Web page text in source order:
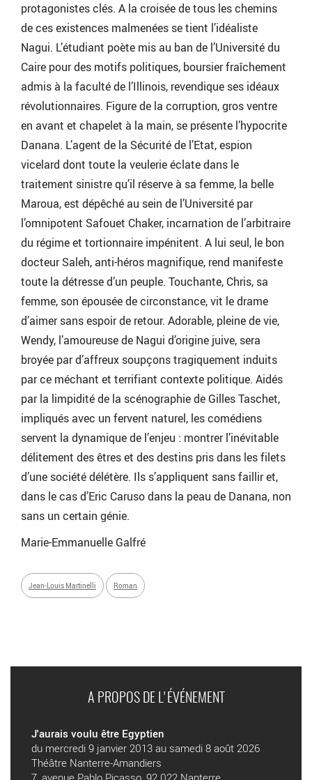
protagonistes clés. A la croisée de tous les chemins
de ces existences malmenées se tient l’idéaliste
Nagui. L’étudiant poète mis au ban de l’Université du
Caire pour des motifs politiques, boursier fraîchement
admis à la faculté de l’Illinois, revendique ses idéaux
révolutionnaires. Figure de la corruption, gros ventre
en avant et chapelet à la main, se présente l’hypocrite
Danana. L’agent de la Sécurité de l’Etat, espion
vicelard dont toute la veulerie éclate dans le
traitement sinistre qu’il réserve à sa femme, la belle
Maroua, est dépêché au sein de l’Université par
l’omnipotent Safouet Chaker, incarnation de l’arbitraire
du régime et tortionnaire impénitent. A lui seul, le bon
docteur Saleh, anti-héros magnifique, rend manifeste
toute la détresse d’un peuple. Touchante, Chris, sa
femme, son épousée de circonstance, vit le drame
d’aimer sans espoir de retour. Adorable, pleine de vie,
Wendy, l’amoureuse de Nagui d’origine juive, sera
broyée par d’affreux soupçons tragiquement induits
par ce méchant et terrifiant contexte politique. Aidés
par la limpidité de la scénographie de Gilles Taschet,
impliqués avec un fervent naturel, les comédiens
servent la dynamique de l’enjeu : montrer l’inévitable
délitement des êtres et des destins pris dans les filets
d’une société délétère. Ils s’appliquent sans faillir et,
dans le cas d’Eric Caruso dans la peau de Danana, non
sans un certain génie.
Marie-Emmanuelle Galfré
Jean-Louis Martinelli Roman
A PROPOS DE L'ÉVÉNEMENT
J'aurais voulu être Egyptien
du mercredi 9 janvier 2013 au samedi 8 août 2026
Théâtre Nanterre-Amandiers